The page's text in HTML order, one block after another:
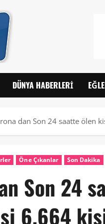
DÜNYA HABERLERI
dan Son 24 saatte ölen
Öne Çıkanlar Son Dakika
Son 24
6.664